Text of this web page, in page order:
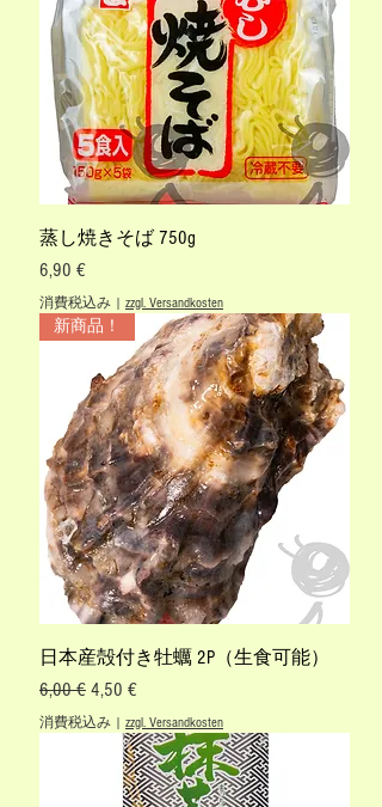
蒸し焼きそば 750g
価格
6,90 €
消費税込み | zzgl. Versandkosten
新商品！
日本産殻付き牡蠣 2P（生食可能）
通常価格
6,00 € セール価格
4,50 €
消費税込み | zzgl. Versandkosten